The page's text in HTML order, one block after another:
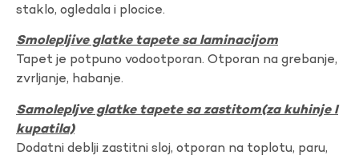
staklo, ogledala i plocice.
Smolepljive glatke tapete sa laminacijom
Tapet je potpuno vodootporan. Otporan na grebanje,
zvrljanje, habanje.
Samolepljve glatke tapete sa zastitom(za kuhinje I
kupatila)
Dodatni deblji zastitni sloj, otporan na toplotu, paru,